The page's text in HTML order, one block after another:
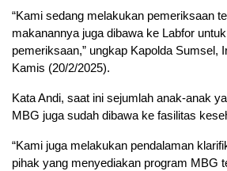
“Kami sedang melakukan pemeriksaan
makanannya juga dibawa ke Labfor
pemeriksaan,” ungkap Kapolda Sumsel,
Kamis (20/2/2025).
Kata Andi, saat ini sejumlah anak-anak
MBG juga sudah dibawa ke fasilitas
“Kami juga melakukan pendalaman
pihak yang menyediakan program MBG